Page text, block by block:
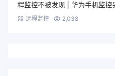
程监控不被发现 | 华为手机监控
远程监控 2,038